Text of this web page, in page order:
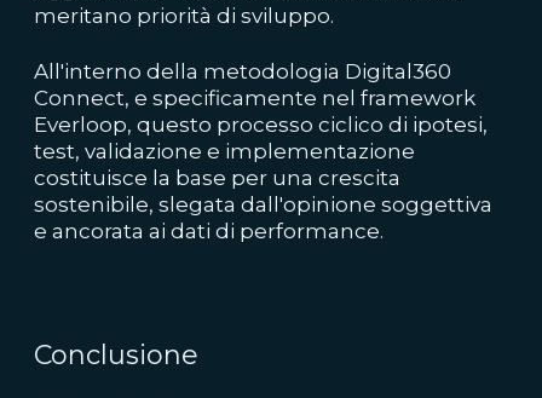
meritano priorità di sviluppo.
All'interno della metodologia Digital360
Connect, e specificamente nel framework
Everloop, questo processo ciclico di ipotesi,
test, validazione e implementazione
costituisce la base per una crescita
sostenibile, slegata dall'opinione soggettiva
e ancorata ai dati di performance.
Conclusione